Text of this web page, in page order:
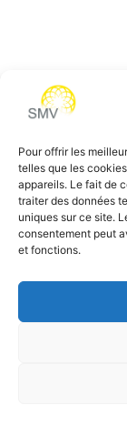
Pour offrir les
telles que les
appareils. Le fait de
traiter des données
uniques sur ce site.
consentement peut
et fonctions.
SMV permet
permettre de
Création &